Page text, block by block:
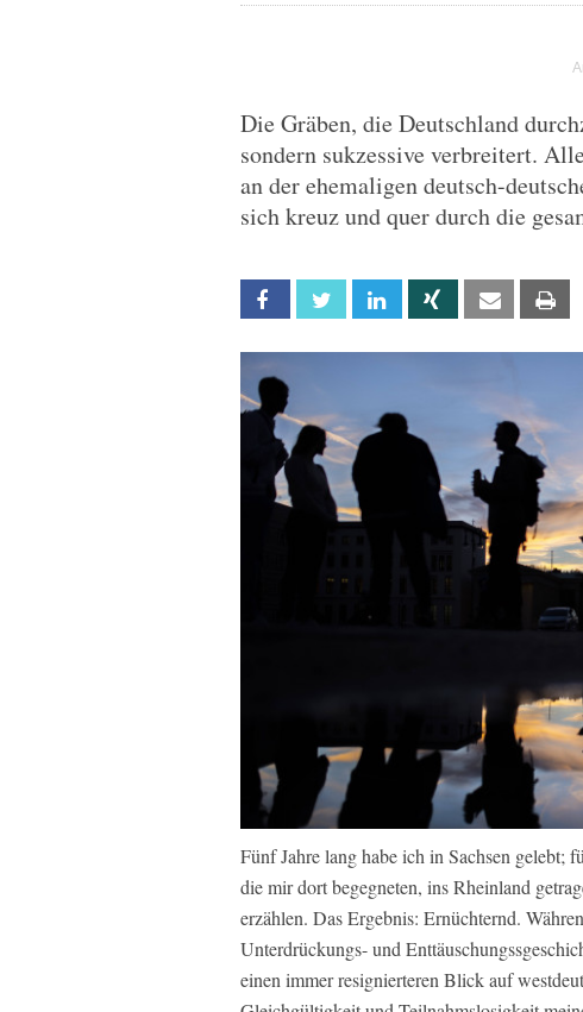
Die Gräben, die Deutschland
sondern sukzessive verbreitert.
an der ehemaligen deutsch-
sich kreuz und quer durch die
Facebook Twitter Linkedin Xing Email
Fünf Jahre lang habe ich in Sachsen gelebt;
die mir dort begegneten, ins Rheinland
erzählen. Das Ergebnis: Ernüchternd.
Unterdrückungs- und
einen immer resignierteren Blick auf